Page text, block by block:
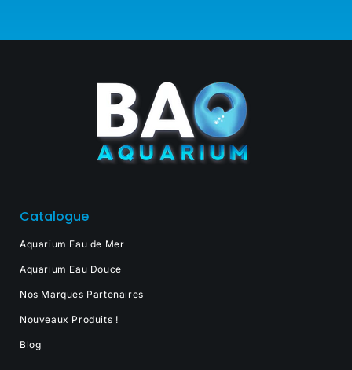
Catalogue
Aquarium Eau de Mer
Aquarium Eau Douce
Nos Marques Partenaires
Nouveaux Produits !
Blog